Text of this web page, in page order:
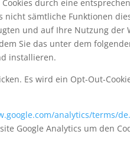
durch eine
sämtliche Funktionen
und auf Ihre Nutzung der
Sie das unter dem
installieren.
Es wird ein Opt-Out-
analytics/terms/
Google Analytics um den